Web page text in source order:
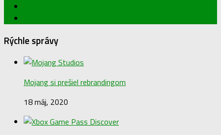
Rýchle správy
Mojang si prešiel rebrandingom
18 máj, 2020